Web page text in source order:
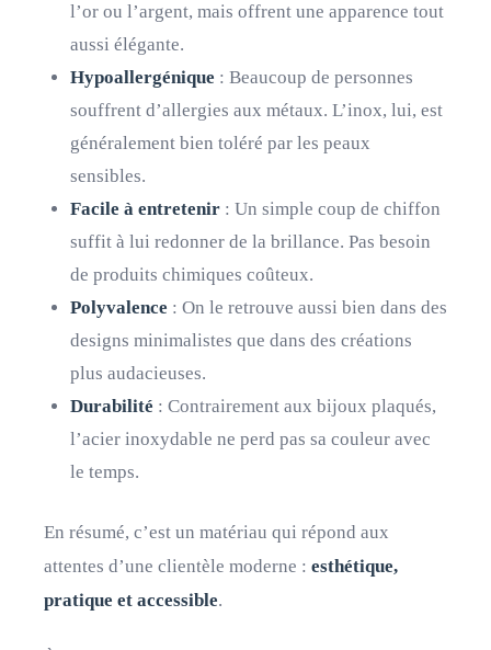
l’or ou l’argent, mais offrent une apparence tout
aussi élégante.
Hypoallergénique : Beaucoup de personnes
souffrent d’allergies aux métaux. L’inox, lui, est
généralement bien toléré par les peaux
sensibles.
Facile à entretenir : Un simple coup de chiffon
suffit à lui redonner de la brillance. Pas besoin
de produits chimiques coûteux.
Polyvalence : On le retrouve aussi bien dans des
designs minimalistes que dans des créations
plus audacieuses.
Durabilité : Contrairement aux bijoux plaqués,
l’acier inoxydable ne perd pas sa couleur avec
le temps.
En résumé, c’est un matériau qui répond aux
attentes d’une clientèle moderne : esthétique,
pratique et accessible.